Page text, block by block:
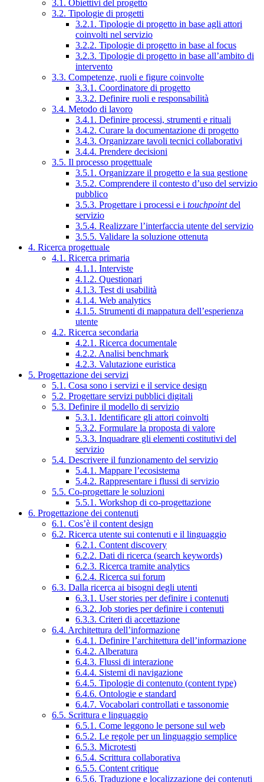
3.1. Obiettivi del progetto
3.2. Tipologie di progetti
3.2.1. Tipologie di progetto in base agli attori
coinvolti nel servizio
3.2.2. Tipologie di progetto in base al focus
3.2.3. Tipologie di progetto in base all’ambito di
intervento
3.3. Competenze, ruoli e figure coinvolte
3.3.1. Coordinatore di progetto
3.3.2. Definire ruoli e responsabilità
3.4. Metodo di lavoro
3.4.1. Definire processi, strumenti e rituali
3.4.2. Curare la documentazione di progetto
3.4.3. Organizzare tavoli tecnici collaborativi
3.4.4. Prendere decisioni
3.5. Il processo progettuale
3.5.1. Organizzare il progetto e la sua gestione
3.5.2. Comprendere il contesto d’uso del servizio
pubblico
3.5.3. Progettare i processi e i touchpointdel
servizio
3.5.4. Realizzare l’interfaccia utente del servizio
3.5.5. Validare la soluzione ottenuta
4. Ricerca progettuale
4.1. Ricerca primaria
4.1.1. Interviste
4.1.2. Questionari
4.1.3. Test di usabilità
4.1.4. Web analytics
4.1.5. Strumenti di mappatura dell’esperienza
utente
4.2. Ricerca secondaria
4.2.1. Ricerca documentale
4.2.2. Analisi benchmark
4.2.3. Valutazione euristica
5. Progettazione dei servizi
5.1. Cosa sono i servizi e il service design
5.2. Progettare servizi pubblici digitali
5.3. Definire il modello di servizio
5.3.1. Identificare gli attori coinvolti
5.3.2. Formulare la proposta di valore
5.3.3. Inquadrare gli elementi costitutivi del
servizio
5.4. Descrivere il funzionamento del servizio
5.4.1. Mappare l’ecosistema
5.4.2. Rappresentare i flussi di servizio
5.5. Co-progettare le soluzioni
5.5.1. Workshop di co-progettazione
6. Progettazione dei contenuti
6.1. Cos’è il content design
6.2. Ricerca utente sui contenuti e il linguaggio
6.2.1. Content discovery
6.2.2. Dati di ricerca (search keywords)
6.2.3. Ricerca tramite analytics
6.2.4. Ricerca sui forum
6.3. Dalla ricerca ai bisogni degli utenti
6.3.1. User stories per definire i contenuti
6.3.2. Job stories per definire i contenuti
6.3.3. Criteri di accettazione
6.4. Architettura dell’informazione
6.4.1. Definire l’architettura dell’informazione
6.4.2. Alberatura
6.4.3. Flussi di interazione
6.4.4. Sistemi di navigazione
6.4.5. Tipologie di contenuto (content type)
6.4.6. Ontologie e standard
6.4.7. Vocabolari controllati e tassonomie
6.5. Scrittura e linguaggio
6.5.1. Come leggono le persone sul web
6.5.2. Le regole per un linguaggio semplice
6.5.3. Microtesti
6.5.4. Scrittura collaborativa
6.5.5. Content critique
6.5.6. Traduzione e localizzazione dei contenuti